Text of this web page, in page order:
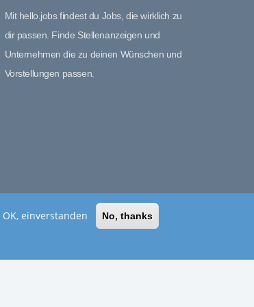
Mit hello.jobs findest du Jobs, die wirklich zu
dir passen. Finde Stellenanzeigen und
Unternehmen die zu deinen Wünschen und
Vorstellungen passen.
OK, einverstanden No, thanks